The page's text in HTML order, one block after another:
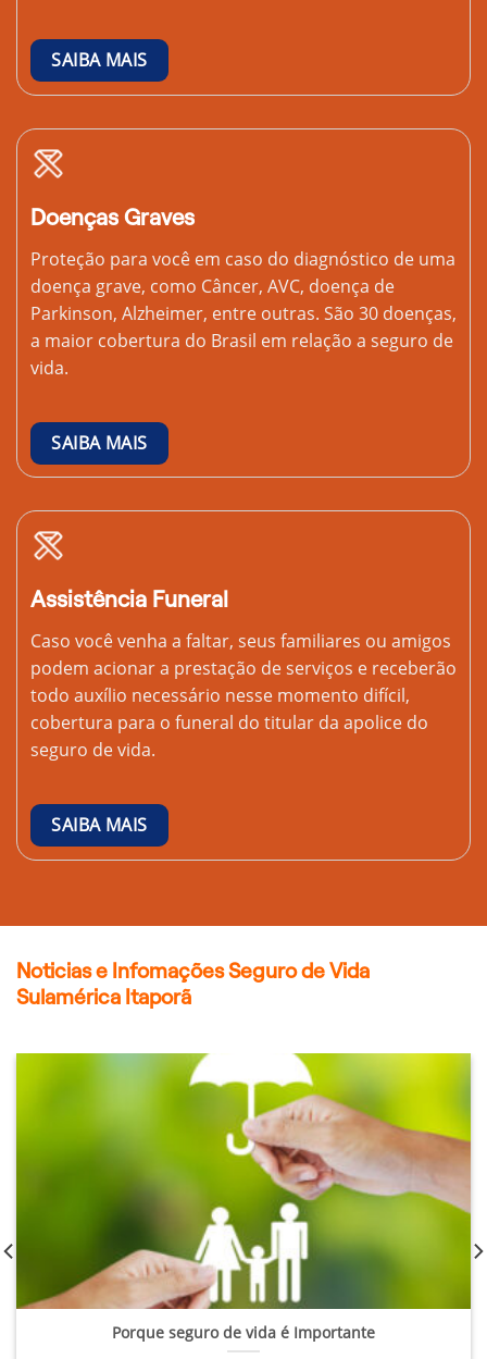
SAIBA MAIS
Doenças Graves
Proteção para você em caso do diagnóstico de uma
doença grave, como Câncer, AVC, doença de
Parkinson, Alzheimer, entre outras. São 30 doenças,
a maior cobertura do Brasil em relação a seguro de
vida.
SAIBA MAIS
Assistência Funeral
Caso você venha a faltar, seus familiares ou amigos
podem acionar a prestação de serviços e receberão
todo auxílio necessário nesse momento difícil,
cobertura para o funeral do titular da apolice do
seguro de vida.
SAIBA MAIS
Noticias e Infomações Seguro de Vida
Sulamérica Itaporã
Porque seguro de vida é Importante